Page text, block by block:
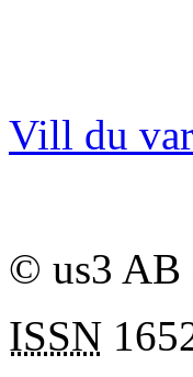
Vill du
© us3 AB
ISSN